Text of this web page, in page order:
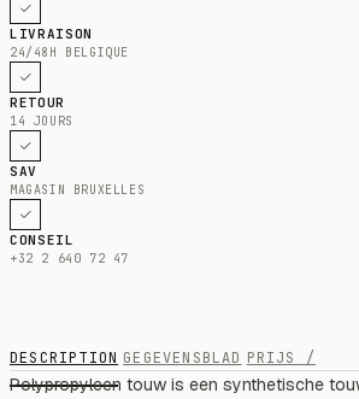
LIVRAISON
24/48H BELGIQUE
RETOUR
14 JOURS
SAV
MAGASIN BRUXELLES
CONSEIL
+32 2 640 72 47
DESCRIPTION GEGEVENSBLAD PRIJS /
Polypropyleen touw is een synthetische